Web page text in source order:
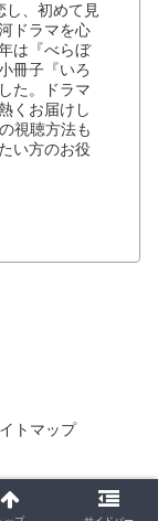
し、初めて見
ドラマを心
は『べらぼ
冊子『いろ
た。ドラマ
くお届けし
視聴方法も
い方のお役
トマップ